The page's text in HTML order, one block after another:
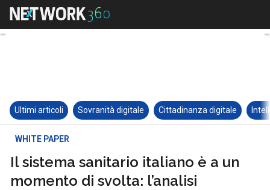
Ultimi articoli Sovranità digitale Cittadinanza digitale
WHITE PAPER
Il sistema sanitario italiano è a un
momento di svolta: l’analisi